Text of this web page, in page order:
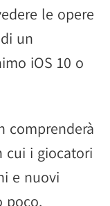
le opere
un
iOS 10 o
comprenderà
cui i giocatori
e nuovi
poco.